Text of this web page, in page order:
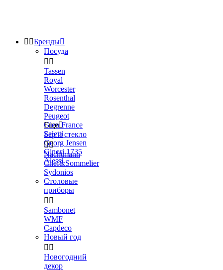
 Бренды
Посуда
 
Tassen
Royal
Worcester
Rosenthal
Degrenne
Peugeot
Gien France
Seletti
Georg Jensen
Ginori 1735
Alessi
Еще
Бар и стекло

Nachtmann
Chef&Sommelier
Sydonios
Столовые
приборы
 
Sambonet
WMF
Capdeco
Новый год
 
Новогодний
декор